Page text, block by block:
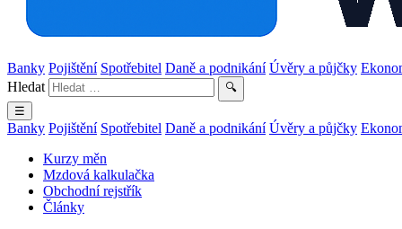
Banky Pojištění Spotřebitel Daně a podnikání Úvěry a půjčky
Hledat
🔍
☰
Banky Pojištění Spotřebitel Daně a podnikání Úvěry a půjčky
Kurzy měn
Mzdová kalkulačka
Obchodní rejstřík
Články